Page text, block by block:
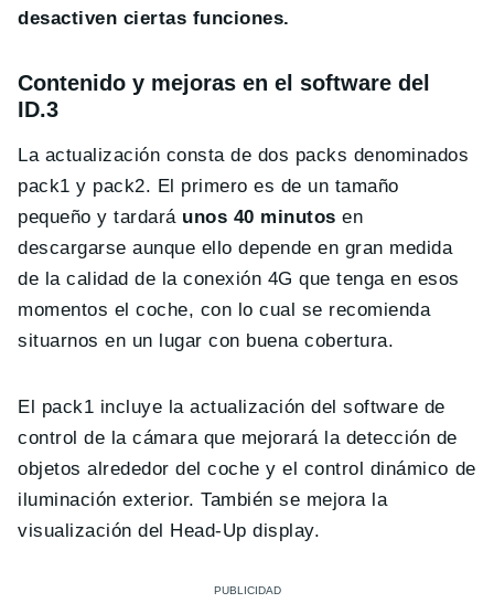
desactiven ciertas funciones.
Contenido y mejoras en el software del
ID.3
La actualización consta de dos packs denominados
pack1 y pack2. El primero es de un tamaño
pequeño y tardará unos 40 minutos en
descargarse aunque ello depende en gran medida
de la calidad de la conexión 4G que tenga en esos
momentos el coche, con lo cual se recomienda
situarnos en un lugar con buena cobertura.
El pack1 incluye la actualización del software de
control de la cámara que mejorará la detección de
objetos alrededor del coche y el control dinámico de
iluminación exterior. También se mejora la
visualización del Head-Up display.